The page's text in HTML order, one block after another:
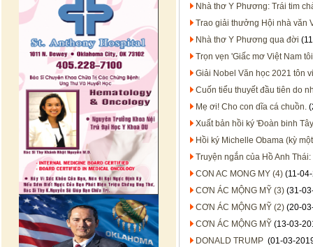
Nhà thơ Y Phương: Trái tim
Trao giải thưởng Hội nhà văn
Nhà thơ Y Phương qua đời
Trọn vẹn 'Giấc mơ Việt Nam
Giải Nobel Văn học 2021 tôn
Cuốn tiểu thuyết đầu tiên do
Mẹ ơi! Cho con dĩa cá chuồn.
Xuất bản hồi ký 'Đoàn binh
Hồi ký Michelle Obama (kỳ
Truyện ngắn của Hồ Anh
CON AC MONG MY (4) (11-
CƠN ÁC MỘNG MỸ (3) (31-
CƠN ÁC MỘNG MỸ (2) (20-
CƠN ÁC MỘNG MỸ (13-03-
DONALD TRUMP (01-03-